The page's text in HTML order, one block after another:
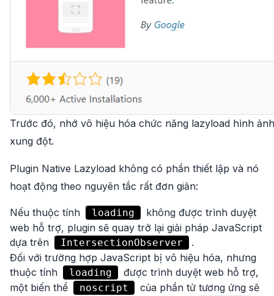
Trước đó, nhớ vô hiệu hóa chức năng lazyload hình
xung đột.
Plugin Native Lazyload không có phần thiết lập và nó
hoạt động theo nguyên tắc rất đơn giản:
Nếu thuộc tính loading
không được trình duyệt
web hỗ trợ, plugin sẽ quay trở lại giải pháp JavaScript
dựa trên
IntersectionObserver
.
Đối với trường hợp JavaScript bị vô hiệu hóa, nhưng
thuộc tính
loading
được trình duyệt web hỗ trợ,
một biến thể
noscript
của phần tử tương ứng sẽ